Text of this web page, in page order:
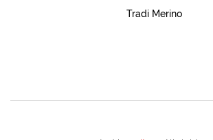
Tradi Merino